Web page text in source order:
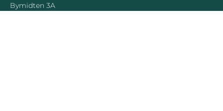
Bymidten 3A